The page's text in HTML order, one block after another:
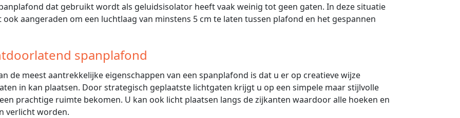
dat gebruikt wordt als geluidsisolator heeft vaak weinig tot geen gaten. In deze situatie
aangeraden om een luchtlaag van minstens 5 cm te laten tussen plafond en het gespannen
spanplafond
de meest aantrekkelijke eigenschappen van een spanplafond is dat u er op creatieve wijze
in kan plaatsen. Door strategisch geplaatste lichtgaten krijgt u op een simpele maar stijlvolle
prachtige ruimte bekomen. U kan ook licht plaatsen langs de zijkanten waardoor alle hoeken en
verlicht worden.